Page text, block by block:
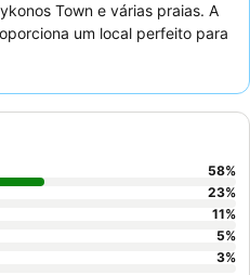
Town e várias praias. A
um local perfeito para
virado para o jardim.
58%
23%
11%
5%
3%